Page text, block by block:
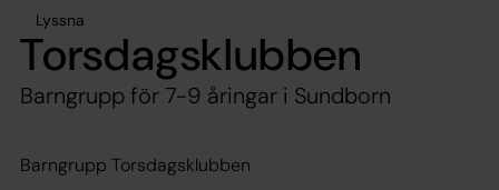
Lyssna
Torsdagsklubben
Barngrupp för 7-9 åringar i Sundborn
Barngrupp Torsdagsklubben